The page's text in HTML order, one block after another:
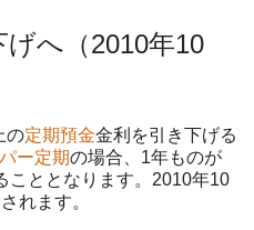
へ（2010年10
の定期預金金利を引き下げる
ー定期の場合、1年ものが
こととなります。2010年10
れます。